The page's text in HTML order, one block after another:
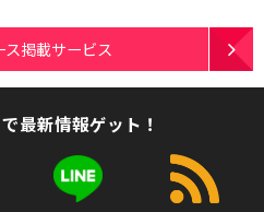
掲載サービス
最新情報ゲット！